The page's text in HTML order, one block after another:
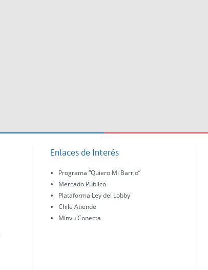
Enlaces de Interés
Programa “Quiero Mi Barrio”
Mercado Público
Plataforma Ley del Lobby
Chile Atiende
Minvu Conecta